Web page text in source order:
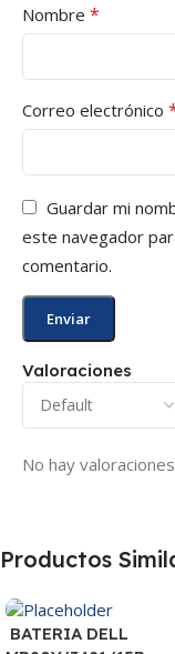
Valoraciones
No hay
Nombre *
Correo electrónico
Guardar mi
este navegador
comentario.
Productos
BATERIA DELL